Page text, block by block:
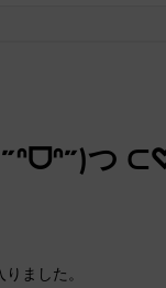
つ
ました。